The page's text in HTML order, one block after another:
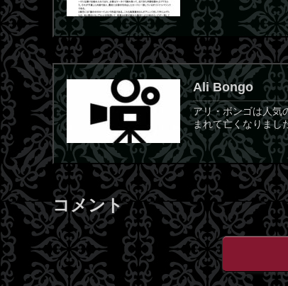
Ali Bongo
アリ・ボンゴは人気
まれて亡くなりまし
コメント